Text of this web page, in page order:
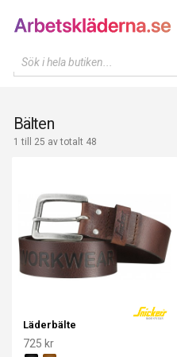
Sök i hela butiken...
Bälten
1 till 25 av totalt 48
Läderbälte
725 kr